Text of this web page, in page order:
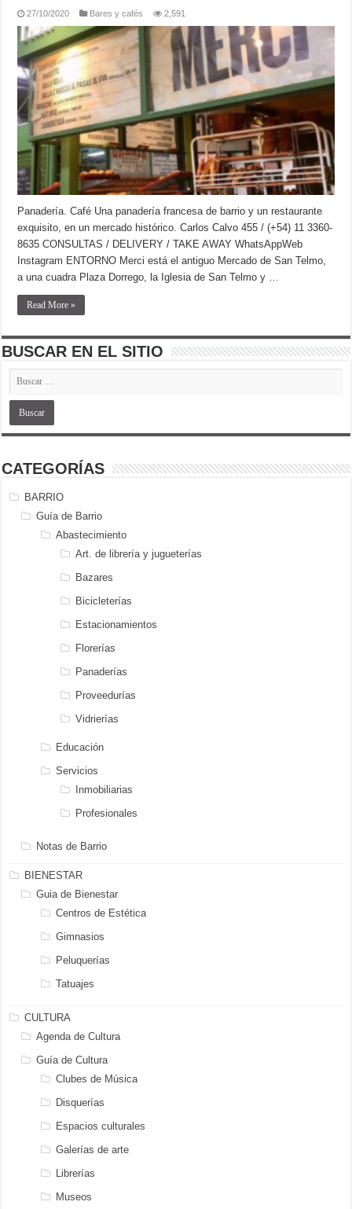
27/10/2020 Bares y cafés 2,591
Panadería. Café Una panadería francesa de barrio y un restaurante
exquisito, en un mercado histórico. Carlos Calvo 455 / (+54) 11 3360-
8635 CONSULTAS / DELIVERY / TAKE AWAY WhatsAppWeb
Instagram ENTORNO Merci está el antiguo Mercado de San Telmo,
a una cuadra Plaza Dorrego, la Iglesia de San Telmo y …
Read More »
BUSCAR EN EL SITIO
CATEGORÍAS
BARRIO
Guía de Barrio
Abastecimiento
Art. de librería y jugueterías
Bazares
Bicicleterías
Estacionamientos
Florerías
Panaderías
Proveedurías
Vidrierías
Educación
Servicios
Inmobiliarias
Profesionales
Notas de Barrio
BIENESTAR
Guia de Bienestar
Centros de Estética
Gimnasios
Peluquerías
Tatuajes
CULTURA
Agenda de Cultura
Guía de Cultura
Clubes de Música
Disquerías
Espacios culturales
Galerías de arte
Librerías
Museos